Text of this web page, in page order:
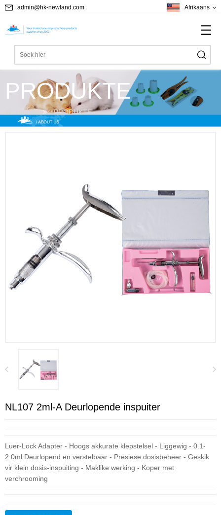
admin@hk-newland.com Afrikaans
PRODUKTE
Home PRODUKTE
NL107 2ml-A Deurlopende inspuiter
Luer-Lock Adapter - Hoogs akkurate klepstelsel - Liggewig - 0.1-
2.0ml Deurlopend en verstelbaar - Presiese dosisbeheer - Geskik
vir klein dosis-inspuiting - Maklike werking - Koper met
verchrooming